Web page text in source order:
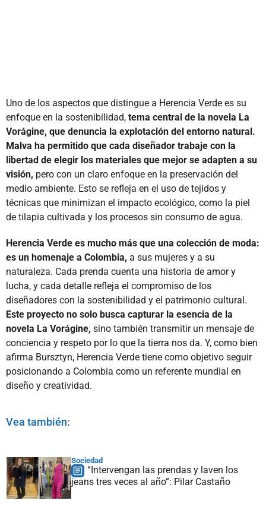
Uno de los aspectos que distingue a Herencia Verde es su
enfoque en la sostenibilidad, tema central de la novela La
Vorágine, que denuncia la explotación del entorno natural.
Malva ha permitido que cada diseñador trabaje con la
libertad de elegir los materiales que mejor se adapten a su
visión, pero con un claro enfoque en la preservación del
medio ambiente. Esto se refleja en el uso de tejidos y
técnicas que minimizan el impacto ecológico, como la piel
de tilapia cultivada y los procesos sin consumo de agua.
Herencia Verde es mucho más que una colección de moda:
es un homenaje a Colombia, a sus mujeres y a su
naturaleza. Cada prenda cuenta una historia de amor y
lucha, y cada detalle refleja el compromiso de los
diseñadores con la sostenibilidad y el patrimonio cultural.
Este proyecto no solo busca capturar la esencia de la
novela La Vorágine, sino también transmitir un mensaje de
conciencia y respeto por lo que la tierra nos da. Y, como bien
afirma Bursztyn, Herencia Verde tiene como objetivo seguir
posicionando a Colombia como un referente mundial en
diseño y creatividad.
Vea también:
Sociedad
“Intervengan las prendas y laven los
jeans tres veces al año”: Pilar Castaño